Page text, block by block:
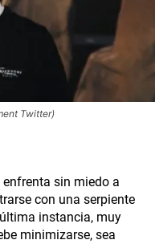
Twitter)
sin miedo a
con una serpiente
instancia, muy
minimizarse, sea